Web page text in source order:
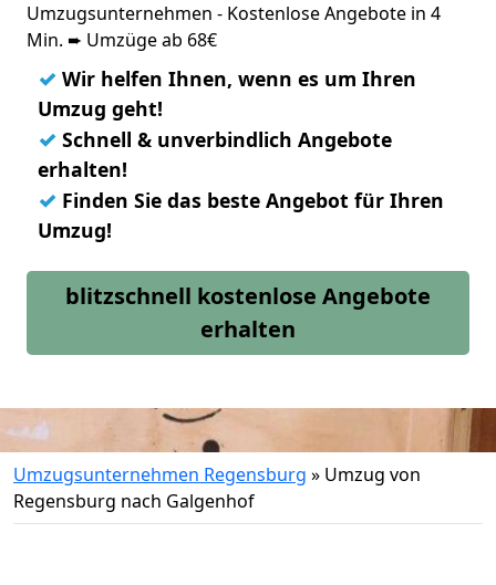
Umzugsunternehmen - Kostenlose Angebote in 4
Min. ➨ Umzüge ab 68€
✓ Wir helfen Ihnen, wenn es um Ihren
Umzug geht!
✓ Schnell & unverbindlich Angebote
erhalten!
✓ Finden Sie das beste Angebot für Ihren
Umzug!
blitzschnell kostenlose Angebote
erhalten
Umzugsunternehmen Regensburg » Umzug von
Regensburg nach Galgenhof